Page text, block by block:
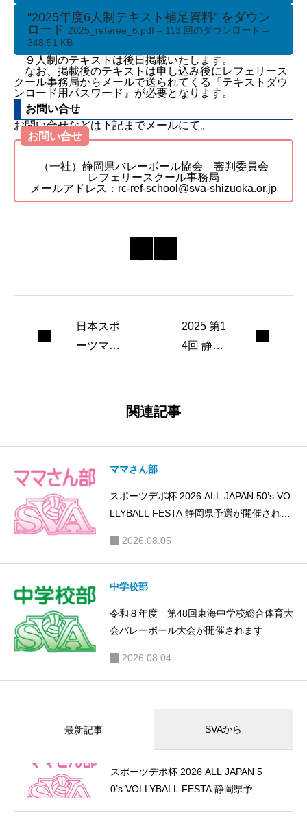
“2025年度6人制テキスト補足資料” をダウン
ロード 2025_referee_6.pdf – 113 回のダウンロード –
348.51 KB
９人制のテキストは後日掲載いたします。
なお、掲載後のテキストは申し込み後にレフェリース
クール事務局からメールで送られてくる『テキストダウ
ンロード用パスワード』が必要となります。
お問い合せ
お問い合せなどは下記までメールにて。
お問い合せ
（一社）静岡県バレーボール協会 審判委員会
レフェリースクール事務局
メールアドレス：rc-ref-school@sva-shizuoka.or.jp
日本スポ
ーツマス
結果）
2025 第1
4回 静岡
（大会結
果）
関連記事
ママさん部
スポーツデポ杯 2026 ALL JAPAN 50’s VO
LLYBALL FESTA 静岡県予選が開催されま
2026.08.05
中学校部
令和８年度 第48回東海中学校総合体育大
会バレーボール大会が開催されます
2026.08.04
最新記事 SVAから
スポーツデポ杯 2026 ALL JAPAN 5
0’s VOLLYBALL FESTA 静岡県予選
テキスト及び予習
テキスト
お問い合せ